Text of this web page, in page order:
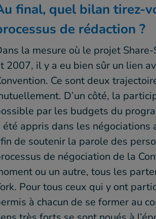
final, quel bilan tirez-
de rédaction ?
la mesure où le projet
2007, il y a eu bien sûr un lien
Ce sont deux
D’un côté, la
par les budgets du
été appris dans les
de soutenir la parole des
de négociation de la
ou un autre, tous les
Pour tous ceux qui y ont
à chacun de se former au